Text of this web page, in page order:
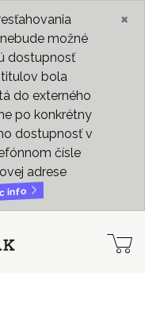
možné
dostupnosť
bola
do externého
po konkrétny
dostupnosť v
čísle
adrese
info
×